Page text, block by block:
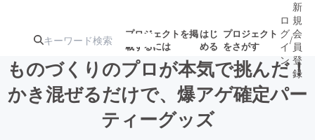
プロジェクトを掲
載するには
はじ
める
プロジェクト
をさがす
注目の新着プロ募集終了が近いプ
ロ
グ
イ
ン
/
新
規
会
員
登
録
ものづくりのプロが本気で挑んだ！
かき混ぜるだけで、爆アゲ確定パー
ティーグッズ